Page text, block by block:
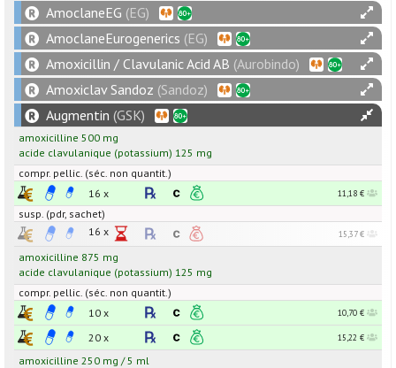
AmoclaneEG (EG)
AmoclaneEurogenerics (EG)
Amoxicillin / Clavulanic Acid AB (Aurobindo)
Amoxiclav Sandoz (Sandoz)
Augmentin (GSK)
amoxicilline 500 mg
acide clavulanique (potassium) 125 mg
compr. pellic. (séc. non quantit.)
16 x
11,18 €
susp. (pdr, sachet)
16 x
15,37 €
amoxicilline 875 mg
acide clavulanique (potassium) 125 mg
compr. pellic. (séc. non quantit.)
10 x
10,70 €
20 x 15,22 €
amoxicilline 250 mg / 5 ml